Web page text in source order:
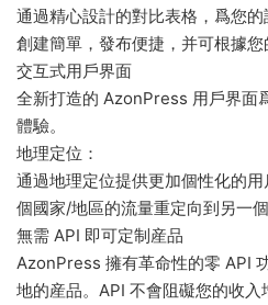
通過精心設計的對比表格，爲您的
創建簡單，發布便捷，并可根據您
交互式用戶界面
全新打造的 AzonPress 用戶界面
體驗。
地理定位：
通過地理定位提供更加個性化的
個國家/地區的流量重定向到另一個
無需 API 即可定制産品
AzonPress 擁有革命性的零 API
地的産品。API 不會阻礙您的收入